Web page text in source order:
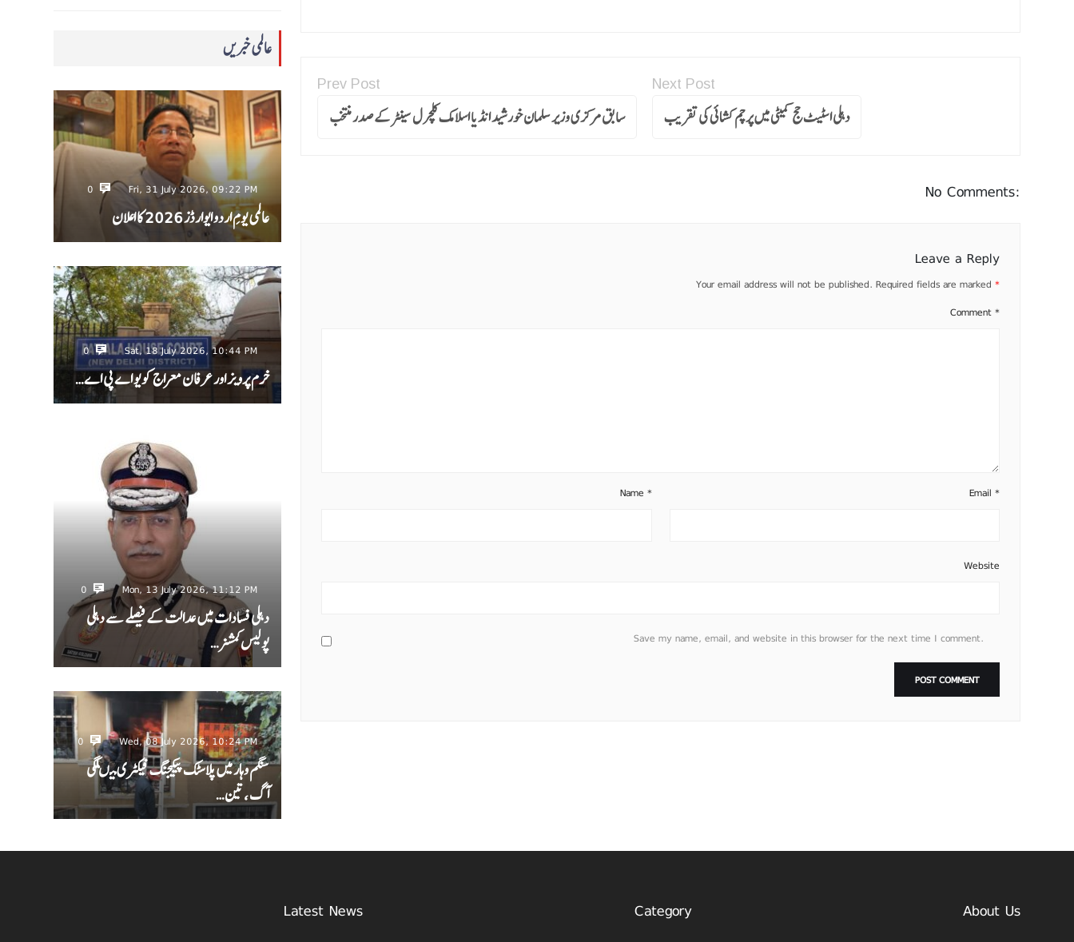
عالمی خبریں
Fri, 31 July 2026, 09:22 PM
0
عالمی یومِ اردو ایوارڈز 2026 کا اعلان
Sat, 18 July 2026, 10:44 PM
0
خرم پرویز اور عرفان معراج کو یو اے پی اے…
Mon, 13 July 2026, 11:12 PM
0
دہلی فسادات میں عدالت کے فیصلے سے دہلی
پولیس کمشنر…
Wed, 08 July 2026, 10:24 PM
0
سنگم وہار میں پلاسٹک پیکیجنگ فیکٹری میںلگی
آگ ، تین…
Prev Post
سابق مرکزی وزیر سلمان خورشید انڈیا اسلامک کلچرل سینٹرکےصدر منتخب
Next Post
دہلی اسٹیٹ حج کمیٹی میں پرچم کشائی کی تقریب
No Comments:
Leave a Reply
Your email address will not be published. Required fields are marked *
Comment *
Name* Email *
Website
Save my name, email, and website in this browser for the next time I comment.
Latest News Category About Us